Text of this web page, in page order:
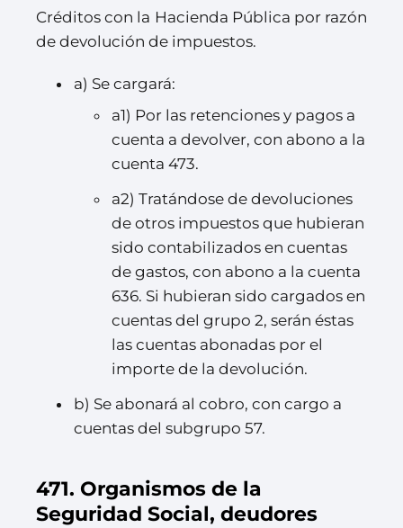
Créditos con la Hacienda Pública por razón
de devolución de impuestos.
a) Se cargará:
a1) Por las retenciones y pagos a
cuenta a devolver, con abono a la
cuenta 473.
a2) Tratándose de devoluciones
de otros impuestos que hubieran
sido contabilizados en cuentas
de gastos, con abono a la cuenta
636. Si hubieran sido cargados en
cuentas del grupo 2, serán éstas
las cuentas abonadas por el
importe de la devolución.
b) Se abonará al cobro, con cargo a
cuentas del subgrupo 57.
471. Organismos de la
Seguridad Social, deudores